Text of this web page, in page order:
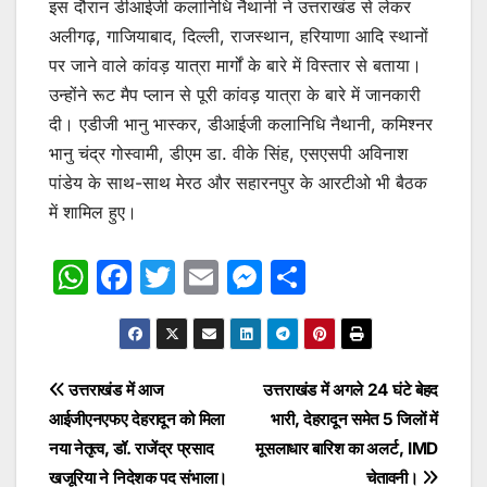
इस दौरान डीआईजी कलानिधि नैथानी ने उत्तराखंड से लेकर
अलीगढ़, गाजियाबाद, दिल्ली, राजस्थान, हरियाणा आदि स्थानों
पर जाने वाले कांवड़ यात्रा मार्गों के बारे में विस्तार से बताया।
उन्होंने रूट मैप प्लान से पूरी कांवड़ यात्रा के बारे में जानकारी
दी। एडीजी भानु भास्कर, डीआईजी कलानिधि नैथानी, कमिश्नर
भानु चंद्र गोस्वामी, डीएम डा. वीके सिंह, एसएसपी अविनाश
पांडेय के साथ-साथ मेरठ और सहारनपुर के आरटीओ भी बैठक
में शामिल हुए।
W
s
A
p
F
a
c
e
b
o
T
w
itt
E
m
ai
M
e
s
s
e
n
h
ar
e
Post
navigation
उत्तराखंड में अगले 24 घंटे बेहद
भारी, देहरादून समेत 5 जिलों में
मूसलाधार बारिश का अलर्ट, IMD
चेतावनी।
उत्तराखंड में आज
आईजीएनएफए देहरादून को मिला
नया नेतृत्व, डॉ. राजेंद्र प्रसाद
खजूरिया ने निदेशक पद संभाला।